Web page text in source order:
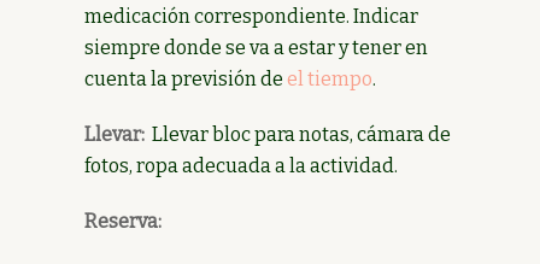
medicación correspondiente. Indicar
siempre donde se va a estar y tener en
cuenta la previsión de el tiempo.
Llevar: Llevar bloc para notas, cámara de
fotos, ropa adecuada a la actividad.
Reserva: